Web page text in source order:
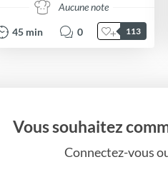
Aucune note
45 min 0 113
Vous souhaitez
Connectez-vous